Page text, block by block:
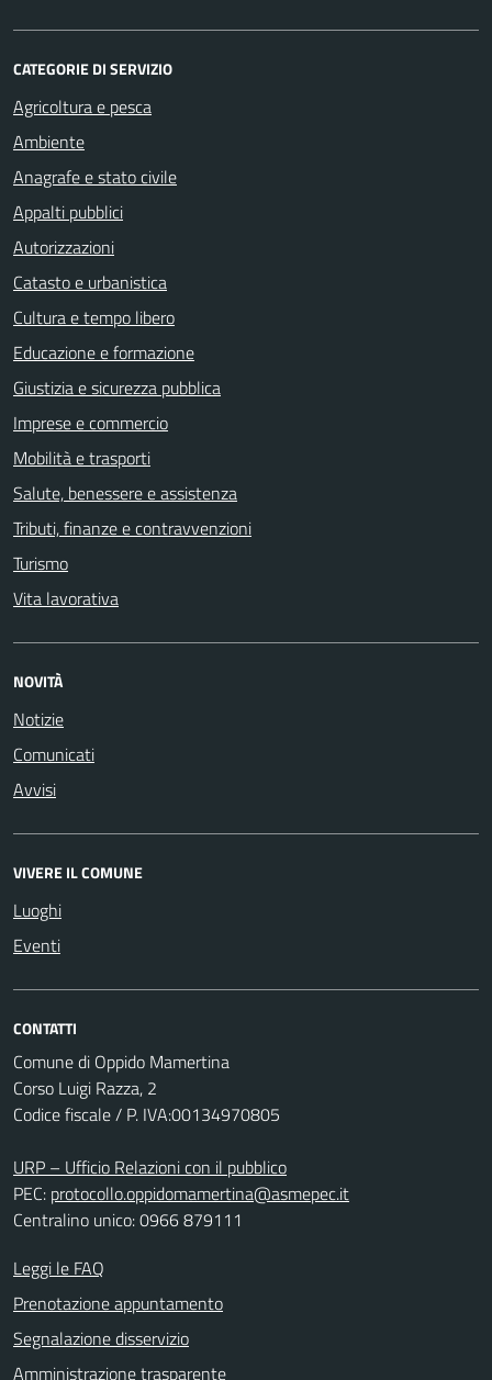
CATEGORIE DI SERVIZIO
Agricoltura e pesca
Ambiente
Anagrafe e stato civile
Appalti pubblici
Autorizzazioni
Catasto e urbanistica
Cultura e tempo libero
Educazione e formazione
Giustizia e sicurezza pubblica
Imprese e commercio
Mobilità e trasporti
Salute, benessere e assistenza
Tributi, finanze e contravvenzioni
Turismo
Vita lavorativa
NOVITÀ
Notizie
Comunicati
Avvisi
VIVERE IL COMUNE
Luoghi
Eventi
CONTATTI
Comune di Oppido Mamertina
Corso Luigi Razza, 2
Codice fiscale / P. IVA:00134970805
URP – Ufficio Relazioni con il pubblico
PEC: protocollo.oppidomamertina@asmepec.it
Centralino unico: 0966 879111
Leggi le FAQ
Prenotazione appuntamento
Segnalazione disservizio
Amministrazione trasparente